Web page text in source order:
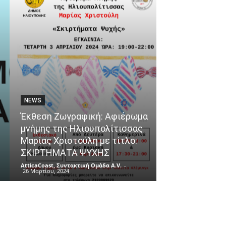
Έκθεση Ζωγραφική: Αφιέρωμα
μνήμης της Ηλιουπολίτισσας
Μαρίας Χριστούλη με τίτλο:
ΣΚΙΡΤΗΜΑΤΑ ΨΥΧΗΣ
AtticaCoast, Συντακτική Ομάδα A.V. -
26 Μαρτίου, 2024